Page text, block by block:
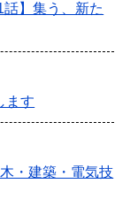
】集う、新た
ます
・建築・電気技